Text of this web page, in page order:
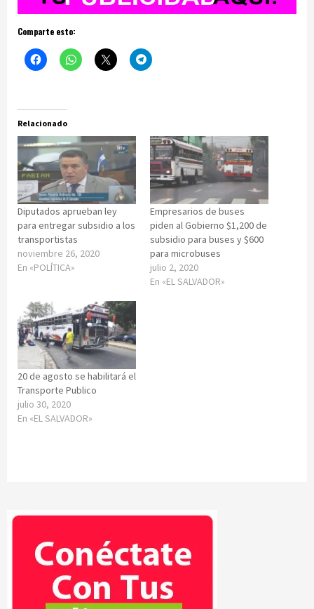
Comparte esto:
Relacionado
Diputados aprueban ley
para entregar subsidio a los
transportistas
noviembre 26, 2020
En «POLÍTICA»
Empresarios de buses
piden al Gobierno $1,200 de
subsidio para buses y $600
para microbuses
julio 2, 2020
En «EL SALVADOR»
20 de agosto se habilitará el
Transporte Publico
julio 30, 2020
En «EL SALVADOR»